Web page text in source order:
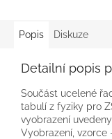
Popis Diskuze
Detailní popis
Součást ucelené
tabulí z fyziky pro
vyobrazení
Vyobrazení, vzorce